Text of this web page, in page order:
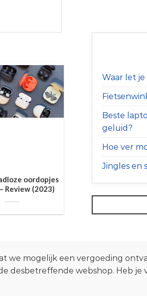
oordopjes
Review (2023)
Waar let
Beste
geluid?
Hoe ver
Jingles en
mogelijk een vergoeding
desbetreffende webshop. Heb